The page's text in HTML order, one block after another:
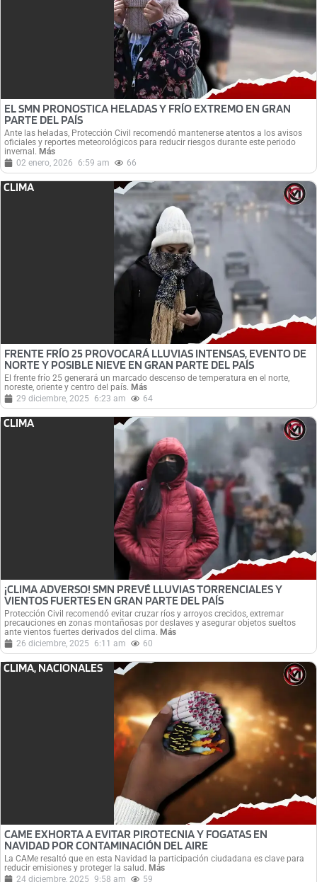
EL SMN PRONOSTICA HELADAS Y FRÍO EXTREMO EN GRAN
PARTE DEL PAÍS
Ante las heladas, Protección Civil recomendó mantenerse atentos a los avisos
oficiales y reportes meteorológicos para reducir riesgos durante este periodo
invernal. Más
02 enero, 2026
6:59 am 66
CLIMA
FRENTE FRÍO 25 PROVOCARÁ LLUVIAS INTENSAS, EVENTO DE
NORTE Y POSIBLE NIEVE EN GRAN PARTE DEL PAÍS
El frente frío 25 generará un marcado descenso de temperatura en el norte,
noreste, oriente y centro del país. Más
29 diciembre, 2025
6:23 am 64
CLIMA
¡CLIMA ADVERSO! SMN PREVÉ LLUVIAS TORRENCIALES Y
VIENTOS FUERTES EN GRAN PARTE DEL PAÍS
Protección Civil recomendó evitar cruzar ríos y arroyos crecidos, extremar
precauciones en zonas montañosas por deslaves y asegurar objetos sueltos
ante vientos fuertes derivados del clima. Más
26 diciembre, 2025
6:11 am 60
CLIMA, NACIONALES
CAME EXHORTA A EVITAR PIROTECNIA Y FOGATAS EN
NAVIDAD POR CONTAMINACIÓN DEL AIRE
La CAMe resaltó que en esta Navidad la participación ciudadana es clave para
reducir emisiones y proteger la salud. Más
24 diciembre, 2025 9:58 am 59